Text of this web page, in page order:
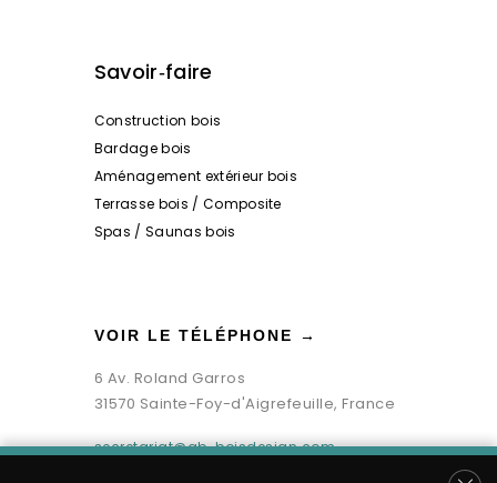
Savoir‑faire
Construction bois
Bardage bois
Aménagement extérieur bois
Terrasse bois / Composite
Spas / Saunas bois
VOIR LE TÉLÉPHONE →
6 Av. Roland Garros
31570 Sainte-Foy-d'Aigrefeuille, France
secretariat@gb-boisdesign.com